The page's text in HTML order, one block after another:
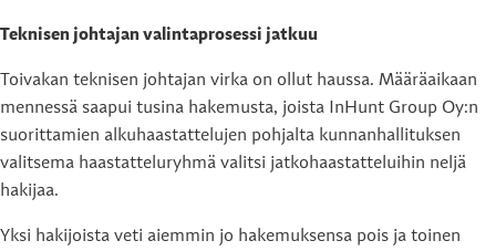
Teknisen johtajan valintaprosessi jatkuu
Toivakan teknisen johtajan virka on ollut haussa. Määräaikaan
mennessä saapui tusina hakemusta, joista InHunt Group Oy:n
suorittamien alkuhaastattelujen pohjalta kunnanhallituksen
valitsema haastatteluryhmä valitsi jatkohaastatteluihin neljä
hakijaa.
Yksi hakijoista veti aiemmin jo hakemuksensa pois ja toinen